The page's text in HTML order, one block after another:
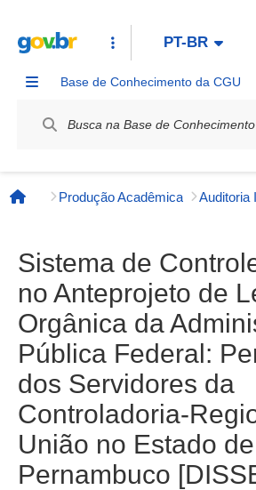
PT-BR
Base de Conhecimento da CGU
Página inicial
Produção Acadêmica Auditoria
Sistema de
no Anteprojeto de
Orgânica da
Pública Federal:
dos Servidores da
Controladoria-
União no Estado de
Pernambuco